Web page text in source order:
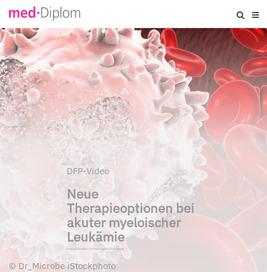
© Dr_Microbe iStockphoto
DFP-Video
Neue
Therapieoptionen bei
akuter myeloischer
Leukämie
Innere Medizin| Hämatologie| Onkologie